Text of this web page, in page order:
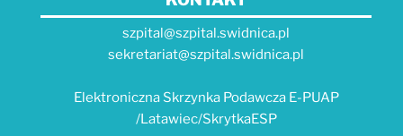
szpital@szpital.swidnica.pl
sekretariat@szpital.swidnica.pl
Elektroniczna Skrzynka Podawcza E-PUAP
/Latawiec/SkrytkaESP